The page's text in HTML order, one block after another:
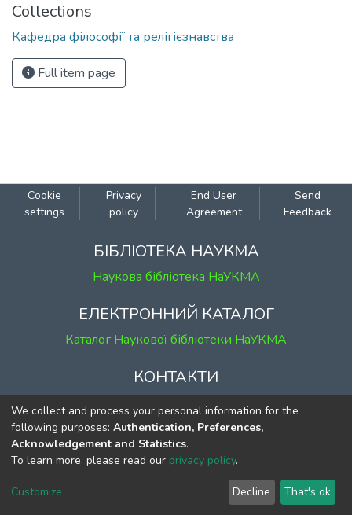
Collections
Кафедра філософії та релігієзнавства
Full item page
Cookie
settings
Privacy
policy
End User
Agreement
Send
Feedback
БІБЛІОТЕКА НАУКМА
Наукова бібліотека НаУКМА
ЕЛЕКТРОННИЙ КАТАЛОГ
Каталог Наукової бібліотеки НаУКМА
КОНТАКТИ
м. Київ, вул. Григорія Сковороди, 2
к. 1, к. 120
тел. (044) 463-69-31
ekmair@ukma.edu.ua
We collect and process your personal information for the
following purposes: Authentication, Preferences,
Acknowledgement and Statistics.
To learn more, please read our privacy policy.
Customize Decline That's ok